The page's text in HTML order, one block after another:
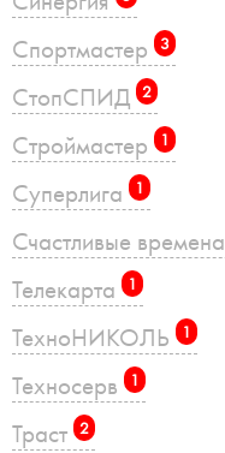
Спортмастер 3
СтопСПИД 2
Строймастер 1
Суперлига 1
Счастливые времена
Телекарта 1
ТехноНИКОЛЬ 1
Техносерв 1
Траст 2